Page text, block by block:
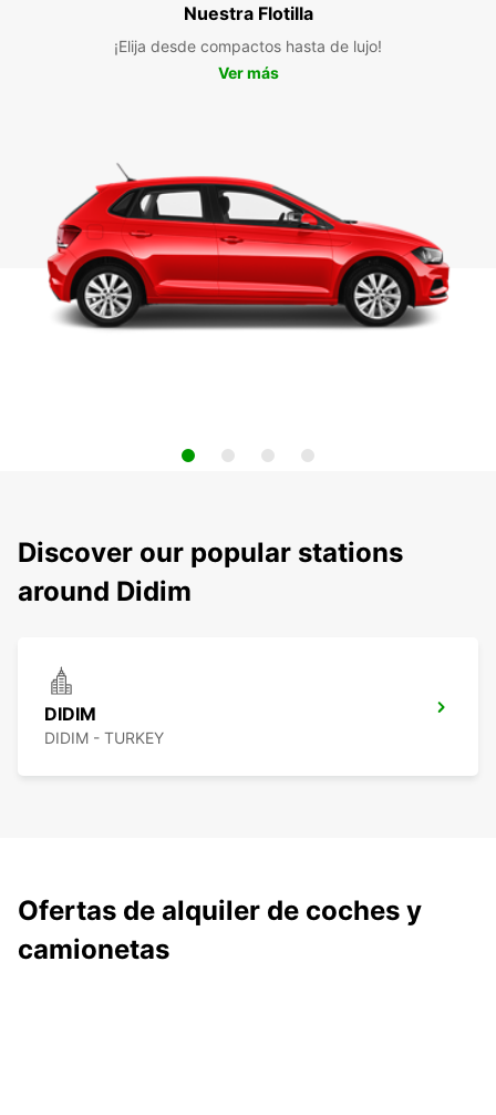
Nuestra Flotilla
¡Elija desde compactos hasta de lujo!
Ver más
Discover our popular stations
around Didim
DIDIM
DIDIM - TURKEY
Ofertas de alquiler de coches y
camionetas